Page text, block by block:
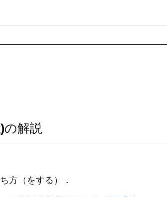
の解説
方（をする） ．